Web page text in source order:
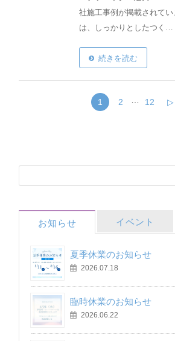
社施工事例が掲載されて
は、しっかりとしたつく…
続きを読む
1 2 12 ▷
お知らせ イベント
夏季休業のお知らせ
2026.07.18
臨時休業のお知らせ
2026.06.22